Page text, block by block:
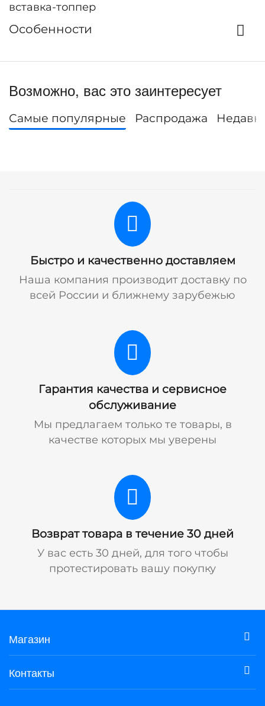
вставка-топпер
Особенности
Возможно, вас это заинтересует
Самые популярные Распродажа
Быстро и качественно доставляем
Наша компания производит доставку по
всей России и ближнему зарубежью
Гарантия качества и сервисное
обслуживание
Мы предлагаем только те товары, в
качестве которых мы уверены
Возврат товара в течение 30 дней
У вас есть 30 дней, для того чтобы
протестировать вашу покупку
Магазин
Контакты